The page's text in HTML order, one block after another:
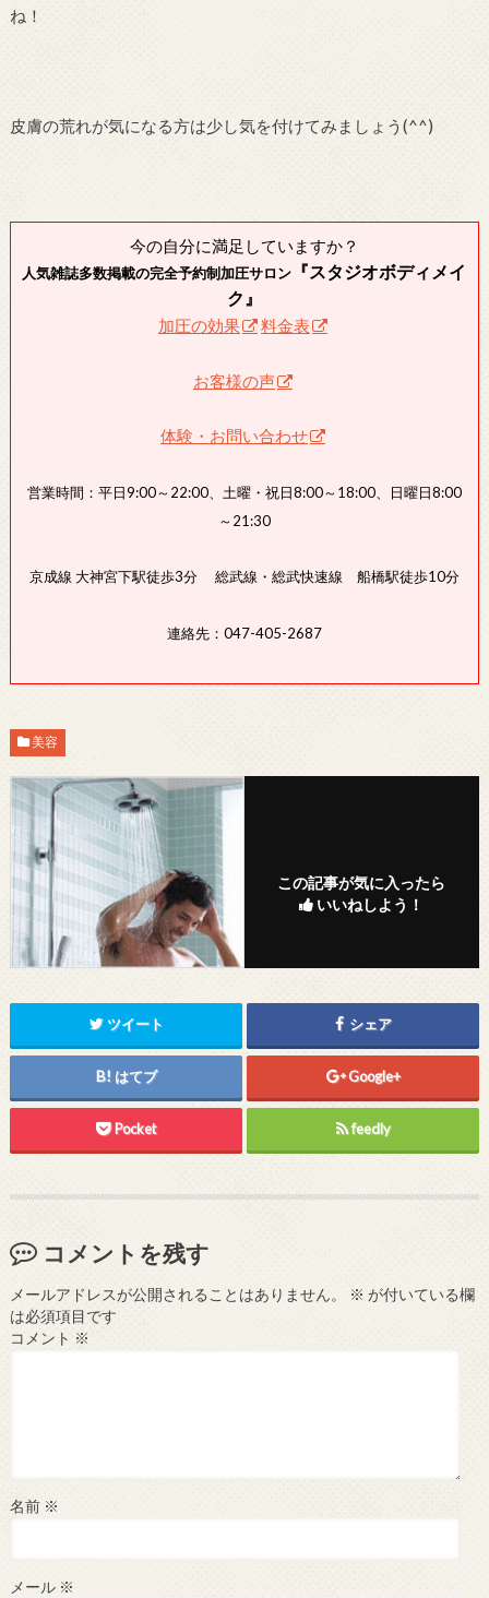
ね！
皮膚の荒れが気になる方は少し気を付けてみましょう(^^)
今の自分に満足していますか？
人気雑誌多数掲載の完全予約制加圧サロン 『スタジオボディメイ
ク』
加圧の効果 料金表
お客様の声
体験・お問い合わせ
営業時間：平日9:00～22:00、土曜・祝日8:00～18:00、日曜日8:00
～21:30
京成線 大神宮下駅徒歩3分 総武線・総武快速線 船橋駅徒歩10分
連絡先：047-405-2687
美容
この記事が気に入ったら
いいねしよう！
ツイート シェア
はてブ Google+
Pocket feedly
コメントを残す
メールアドレスが公開されることはありません。 ※ が付いている欄
は必須項目です
コメント ※
名前 ※
メール ※